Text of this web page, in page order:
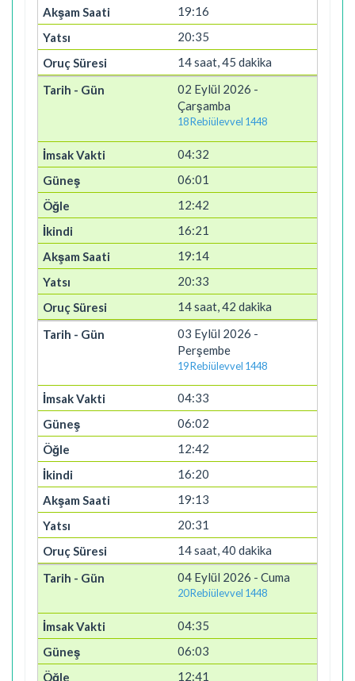
19:16
20:35
14 saat, 45 dakika
02 Eylül 2026 -
Çarşamba
18 Rebiülevvel 1448
04:32
06:01
12:42
16:21
19:14
20:33
14 saat, 42 dakika
03 Eylül 2026 -
Perşembe
19 Rebiülevvel 1448
04:33
06:02
12:42
16:20
19:13
20:31
14 saat, 40 dakika
04 Eylül 2026 - Cuma
20 Rebiülevvel 1448
04:35
06:03
12:41